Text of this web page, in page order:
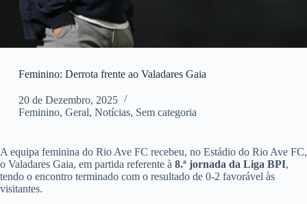
Feminino: Derrota frente ao Valadares Gaia
20 de Dezembro, 2025
Feminino, Geral, Notícias, Sem categoria
A equipa feminina do Rio Ave FC recebeu, no Estádio do Rio Ave FC,
o Valadares Gaia, em partida referente à 8.ª jornada da Liga BPI,
tendo o encontro terminado com o resultado de 0-2 favorável às
visitantes.